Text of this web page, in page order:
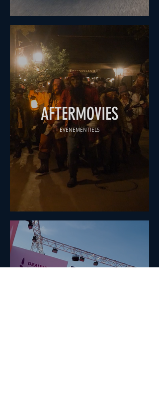
AFTERMOVIES
ÉVÉNEMENTIELS